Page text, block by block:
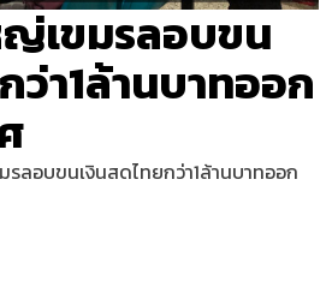
เขมรลอบขน
ว่า1ล้านบาทออก
ลอบขนเงินสดไทยกว่า1ล้านบาทออก